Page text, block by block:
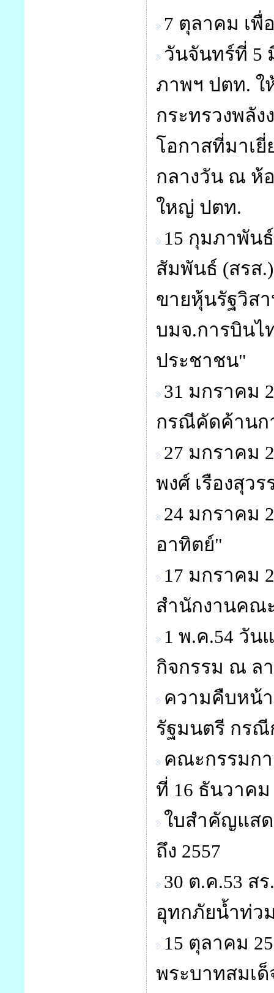
7 ตุลาคม เ
วันจันทร์ที่ 5
ภาพฯ ปตท. ใ
กระทรวงพลั
โอกาสที่มาเ
กลางวัน ณ ห้
ใหญ่ ปตท.
15 กุมภาพัน
สัมพันธ์ (สรส
ขายหุ้นรัฐวิส
บมจ.การบินไ
ประชาชน"
31 มกราคม
กรณีคัดค้านก
27 มกราคม
พงศ์ เรืองสุว
24 มกราคม
อาทิตย์"
17 มกราคม
สำนักงานคณ
1 พ.ค.54 วัน
กิจกรรม ณ ล
ความคืบหน้
รัฐมนตรี กรณี
คณะกรรมก
ที่ 16 ธันวาคม
ใบสำคัญแสด
ถึง 2557
30 ต.ค.53 ส
อุทกภัยน้ำท่ว
15 ตุลาคม
พระบาทสมเด็